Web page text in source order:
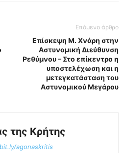
Επόμενο άρθρο
Επίσκεψη Μ. Χνάρη στην
Αστυνομική Διεύθυνση
Ρεθύμνου – Στο επίκεντρο η
υποστελέχωση και η
μετεγκατάσταση του
Αστυνομικού Μεγάρου
της Κρήτης
agonaskritis